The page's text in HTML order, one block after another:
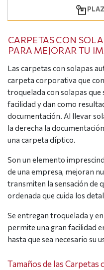
CARPETAS CON
PARA MEJORAR TU
Las carpetas con solapas
carpeta corporativa que
troquelada con solapas que
facilidad y dan como
documentación. Al llevar
la derecha la
una carpeta díptico.
Son un elemento
de una empresa, mejoran
transmiten la sensación de
ordenada que cuida los
Se entregan troquelada y
permite una gran facilidad
hasta que sea necesario su
Tamaños de las